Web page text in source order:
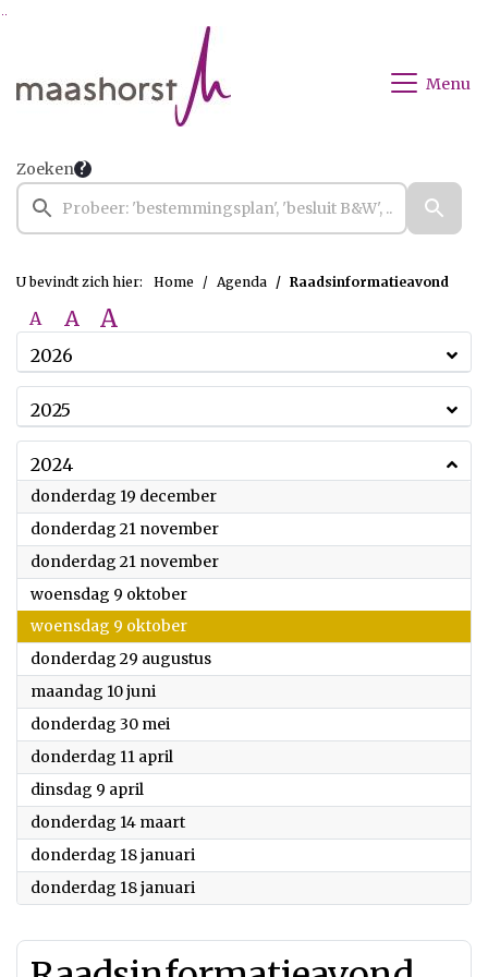
Ga naar de inhoud van deze pagina
Menu
Zoeken
U bevindt zich hier: Home Agenda Raadsinformatieavond
A A A
2026
2025
2024
donderdag 19 december2024
donderdag 21 november2024
donderdag 21 november2024
woensdag 9 oktober2024
woensdag 9 oktober2024
donderdag 29 augustus2024
maandag 10 juni
donderdag 30 mei
donderdag 11 april
dinsdag 9 april
donderdag 14 maart2024
donderdag 18 januari
donderdag 18 januari